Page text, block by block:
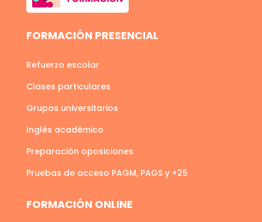
FORMACIÓN PRESENCIAL
Refuerzo escolar
Clases particulares
Grupos universitarios
Inglés académico
Preparación oposiciones
Pruebas de acceso PAGM, PAGS y +25
FORMACIÓN ONLINE